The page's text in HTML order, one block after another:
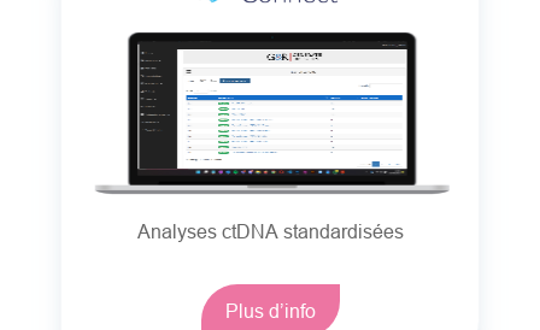
Analyses ctDNA standardisées
Plus d’info